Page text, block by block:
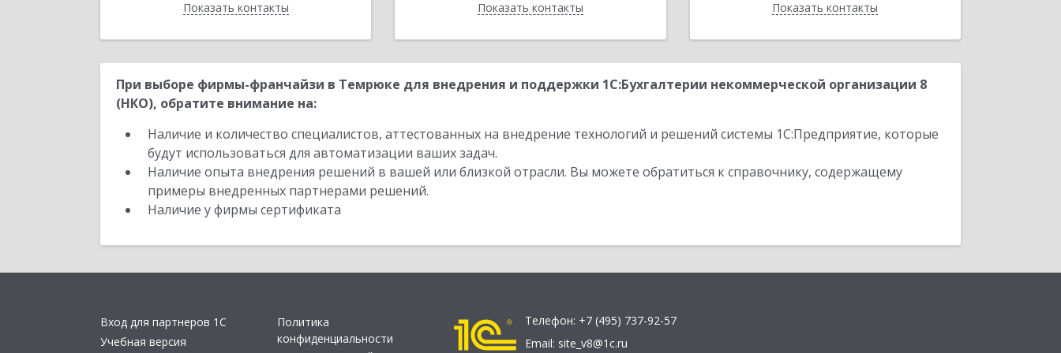
Показать контакты
Назад Показать контакты
Назад Показать контакты
Назад
При выборе фирмы-франчайзи в Темрюке для внедрения и поддержки 1С:Бухгалтерии некоммерческой организации 8
(НКО), обратите внимание на:
Наличие и количество специалистов, аттестованных на внедрение технологий и решений системы 1С:Предприятие, которые
будут использоваться для автоматизации ваших задач.
Наличие опыта внедрения решений в вашей или близкой отрасли. Вы можете обратиться к справочнику, содержащему
примеры внедренных партнерами решений.
Наличие у фирмы сертификата
Вход для партнеров 1С
Учебная версия
Политика
конфиденциальности
Телефон: +7 (495) 737-92-57
Email: site_v8@1c.ru